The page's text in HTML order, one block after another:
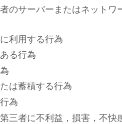
のサーバーまたはネットワ
利用する行為
る行為
は蓄積する行為
為
三者に不利益，損害，不快